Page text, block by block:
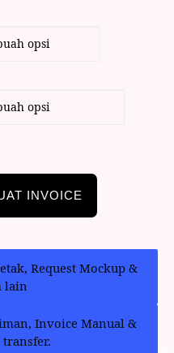
INVOICE
Request Mockup &
lain
Invoice Manual &